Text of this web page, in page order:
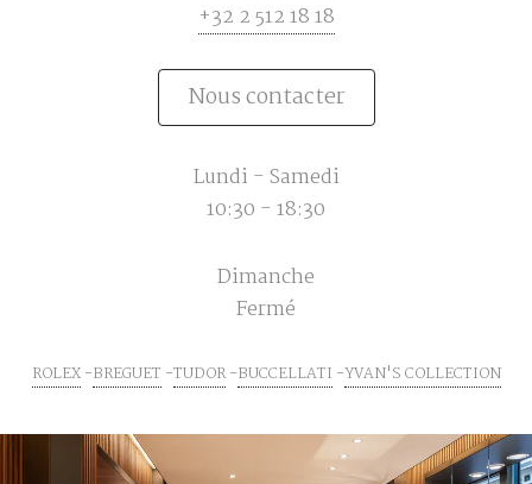
+32 2 512 18 18
Nous contacter
Lundi - Samedi
10:30 - 18:30
Dimanche
Fermé
ROLEX BREGUET TUDOR BUCCELLATI YVAN'S COLLECTION